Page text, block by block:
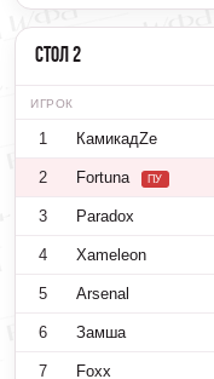
Стол 2
ИГРОК
1 КамикадZе
2 Fortuna ПУ
3 Paradox
4 Xameleon
5 Arsenal
6 Замша
7 Foxx